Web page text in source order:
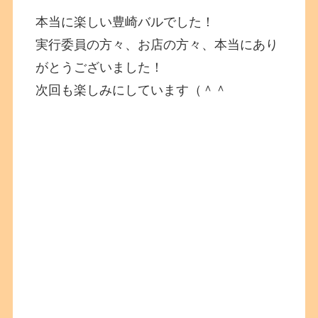
本当に楽しい豊崎バルでした！
実行委員の方々、お店の方々、本当にあり
がとうございました！
次回も楽しみにしています（＾＾